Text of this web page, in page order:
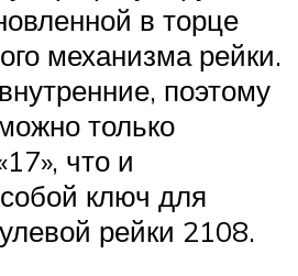
в торце
механизма рейки.
поэтому
только
что и
ключ для
рейки 2108.